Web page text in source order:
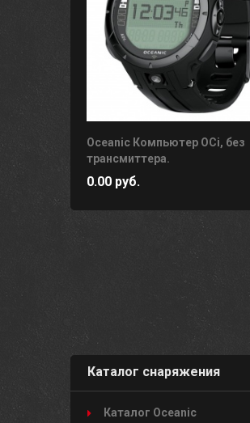
Oceanic Компьютер OCi, без
трансмиттера.
0.00 руб.
Каталог снаряжения
Каталог Oceanic